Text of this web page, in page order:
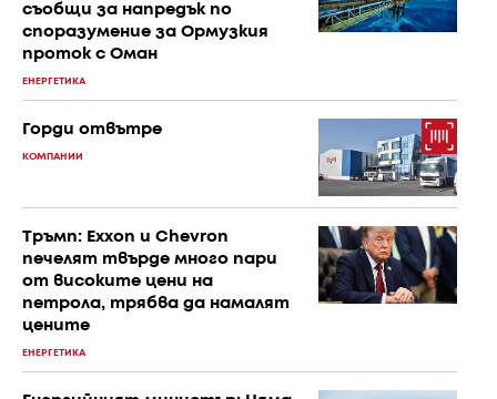
съобщи за напредък по
споразумение за Ормузкия
проток с Оман
ЕНЕРГЕТИКА
Горди отвътре
КОМПАНИИ
Тръмп: Exxon и Chevron
печелят твърде много пари
от високите цени на
петрола, трябва да намалят
цените
ЕНЕРГЕТИКА